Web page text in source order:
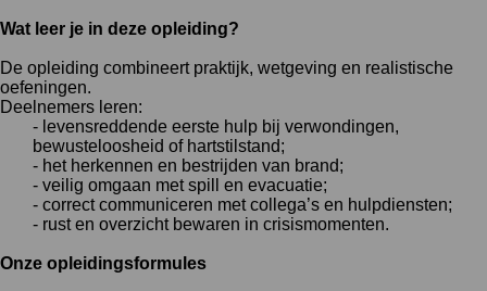
Wat leer je in deze opleiding?
De opleiding combineert praktijk, wetgeving en realistische
oefeningen.
Deelnemers leren:
- levensreddende eerste hulp bij verwondingen,
bewusteloosheid of hartstilstand;
- het herkennen en bestrijden van brand;
- veilig omgaan met spill en evacuatie;
- correct communiceren met collega’s en hulpdiensten;
- rust en overzicht bewaren in crisismomenten.
Onze opleidingsformules